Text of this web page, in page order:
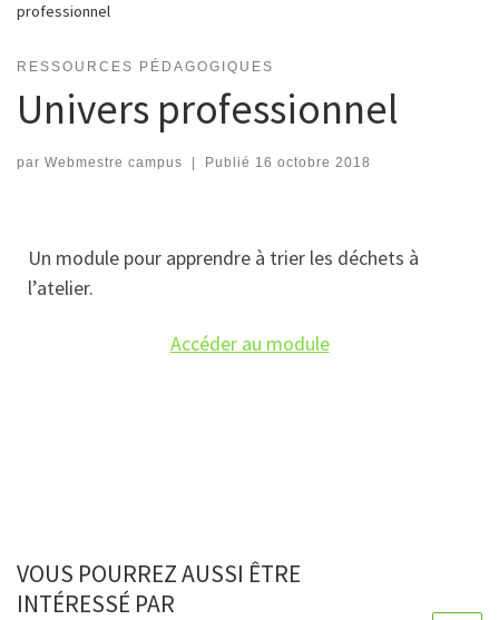
professionnel
RESSOURCES PÉDAGOGIQUES
Univers professionnel
par Webmestre campus | Publié 16 octobre 2018
Un module pour apprendre à trier les déchets à
l’atelier.
Accéder au module
VOUS POURREZ AUSSI ÊTRE
INTÉRESSÉ PAR